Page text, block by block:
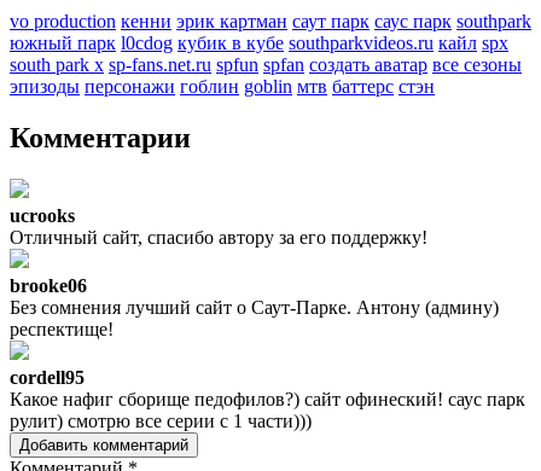
vo production кенни эрик картман саут парк саус парк southpark
южный парк l0cdog кубик в кубе southparkvideos.ru кайл spx
south park x sp-fans.net.ru spfun spfan создать аватар все сезоны
эпизоды персонажи гоблин goblin мтв баттерс стэн
Комментарии
ucrooks
Отличный сайт, спасибо автору за его поддержку!
brooke06
Без сомнения лучший сайт о Саут-Парке. Антону (админу)
респектище!
cordell95
Какое нафиг сборище педофилов?) сайт офинеский! саус парк
рулит) смотрю все серии с 1 части)))
Добавить комментарий